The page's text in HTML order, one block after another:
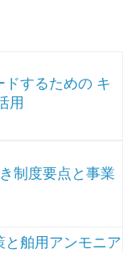
するための キ
用
制度要点と事業
舶用アンモニア